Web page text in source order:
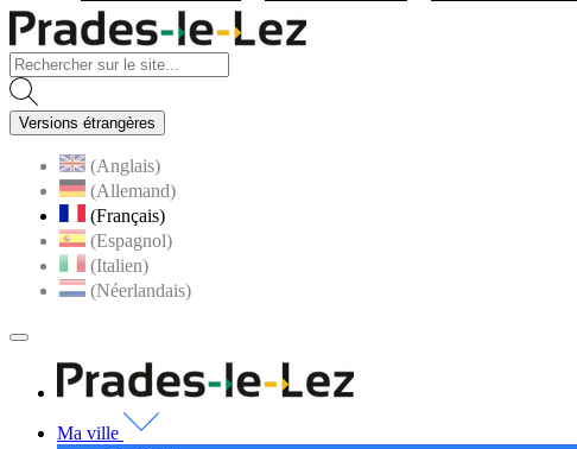
Versions étrangères
(Anglais)
(Allemand)
(Français)
(Espagnol)
(Italien)
(Néerlandais)
MENU
PRINCIPAL
Ma ville